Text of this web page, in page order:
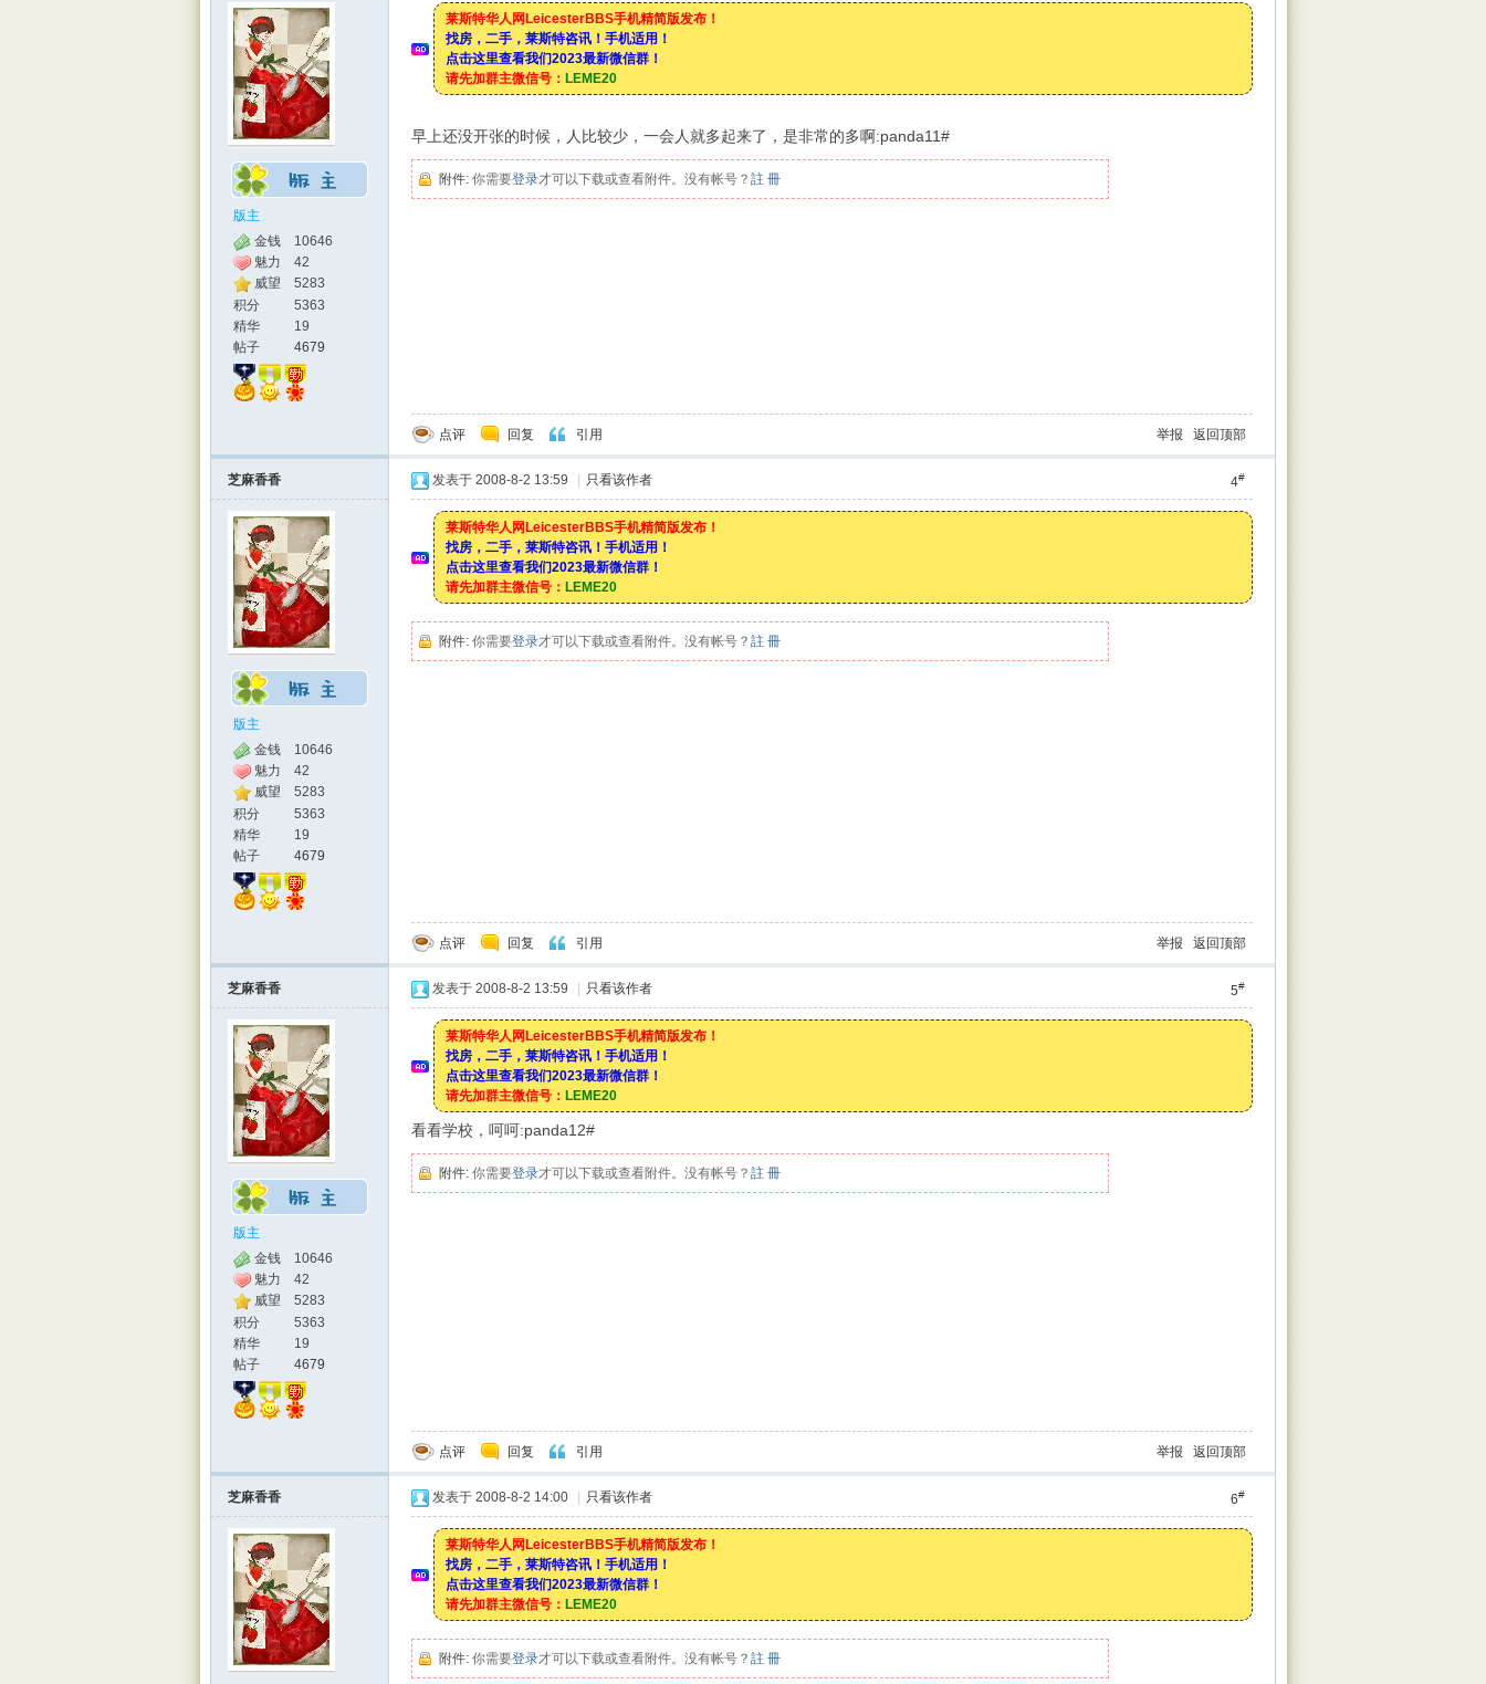
版主
金钱
10646
魅力
42
威望
5283
积分
5363
精华
19
帖子
4679
莱斯特华人网LeicesterBBS手机精简版发布！
找房，二手，莱斯特咨讯！手机适用！
点击这里查看我们2023最新微信群！
请先加群主微信号： LEME20
早上还没开张的时候，人比较少，一会人就多起来了，是非常的多啊:panda11#
附件: 你需要登录才可以下载或查看附件。没有帐号？ 註 冊
点评 回复 引用 举报 返回顶部
芝麻香香
版主
金钱
10646
魅力
42
威望
5283
积分
5363
精华
19
帖子
4679
4#
发表于 2008-8-2 13:59 只看该作者
莱斯特华人网LeicesterBBS手机精简版发布！
找房，二手，莱斯特咨讯！手机适用！
点击这里查看我们2023最新微信群！
请先加群主微信号： LEME20
附件: 你需要登录才可以下载或查看附件。没有帐号？ 註 冊
点评 回复 引用 举报 返回顶部
芝麻香香
版主
金钱
10646
魅力
42
威望
5283
积分
5363
精华
19
帖子
4679
5#
发表于 2008-8-2 13:59 只看该作者
莱斯特华人网LeicesterBBS手机精简版发布！
找房，二手，莱斯特咨讯！手机适用！
点击这里查看我们2023最新微信群！
请先加群主微信号： LEME20
看看学校，呵呵:panda12#
附件: 你需要登录才可以下载或查看附件。没有帐号？ 註 冊
点评 回复 引用 举报 返回顶部
芝麻香香 6#
发表于 2008-8-2 14:00 只看该作者
莱斯特华人网LeicesterBBS手机精简版发布！
找房，二手，莱斯特咨讯！手机适用！
点击这里查看我们2023最新微信群！
请先加群主微信号： LEME20
附件: 你需要登录才可以下载或查看附件。没有帐号？ 註 冊